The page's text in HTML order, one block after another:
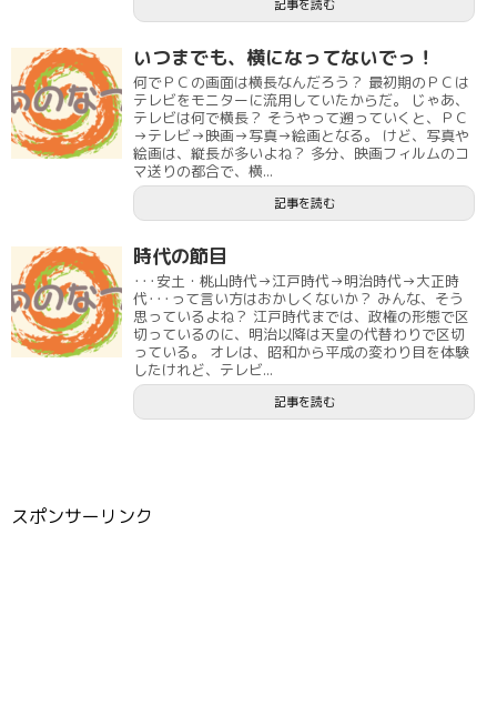
記事を読む
いつまでも、横になってないでっ！
何でＰＣの画面は横長なんだろう？ 最初期のＰＣは
テレビをモニターに流用していたからだ。 じゃあ、
テレビは何で横長？ そうやって遡っていくと、ＰＣ
→テレビ→映画→写真→絵画となる。 けど、写真や
絵画は、縦長が多いよね？ 多分、映画フィルムのコ
マ送りの都合で、横...
記事を読む
時代の節目
･･･安土・桃山時代→江戸時代→明治時代→大正時
代･･･って言い方はおかしくないか？ みんな、そう
思っているよね？ 江戸時代までは、政権の形態で区
切っているのに、明治以降は天皇の代替わりで区切
っている。 オレは、昭和から平成の変わり目を体験
したけれど、テレビ...
記事を読む
スポンサーリンク